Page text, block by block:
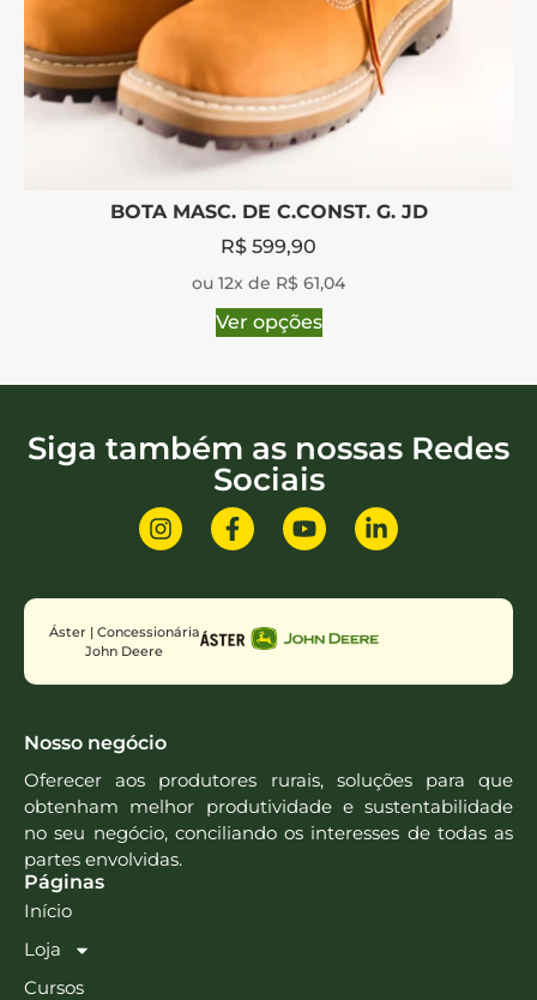
BOTA MASC. DE C.CONST. G. JD
R$ 599,90
ou 12x de R$ 61,04
Ver opções
Siga também as nossas Redes
Sociais
Áster | Concessionária
John Deere
Nosso negócio
Oferecer aos produtores rurais, soluções para que
obtenham melhor produtividade e sustentabilidade
no seu negócio, conciliando os interesses de todas as
partes envolvidas.
Páginas
Início
Loja
Cursos